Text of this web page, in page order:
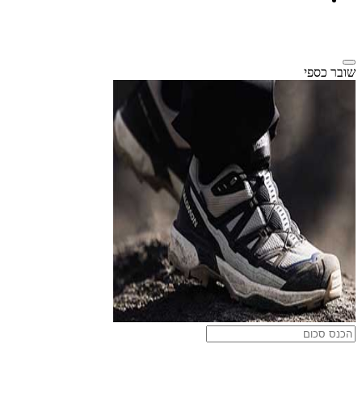
שובר כספי